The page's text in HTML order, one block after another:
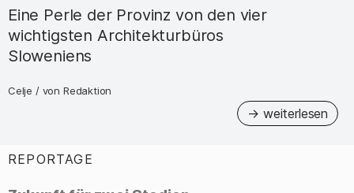
Eine Perle der Provinz von den vier
wichtigsten Architekturbüros
Sloweniens
Celje / von Redaktion
REPORTAGE